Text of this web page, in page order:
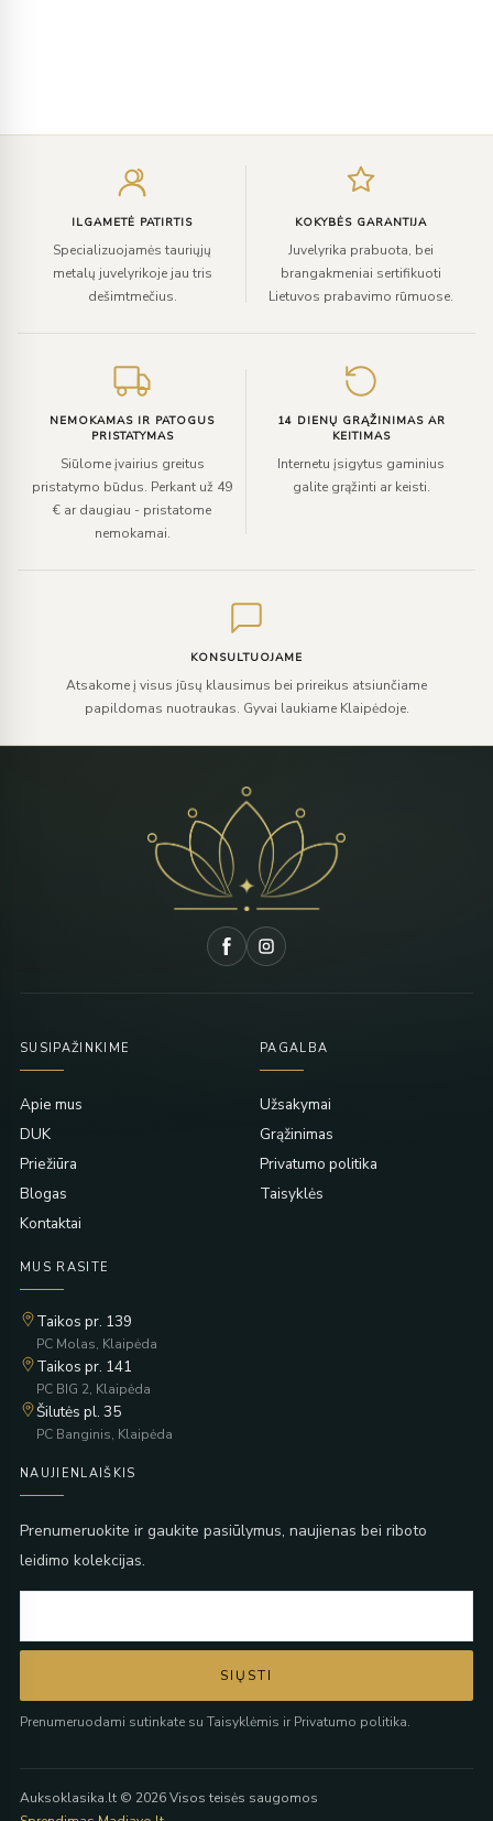
ILGAMETĖ PATIRTIS
Specializuojamės tauriųjų
metalų juvelyrikoje jau tris
dešimtmečius.
KOKYBĖS GARANTIJA
Juvelyrika prabuota, bei
brangakmeniai sertifikuoti
Lietuvos prabavimo rūmuose.
NEMOKAMAS IR PATOGUS
PRISTATYMAS
Siūlome įvairius greitus
pristatymo būdus. Perkant už 49
€ ar daugiau - pristatome
nemokamai.
14 DIENŲ GRĄŽINIMAS AR
KEITIMAS
Internetu įsigytus gaminius
galite grąžinti ar keisti.
KONSULTUOJAME
Atsakome į visus jūsų klausimus bei prireikus atsiunčiame
papildomas nuotraukas. Gyvai laukiame Klaipėdoje.
SUSIPAŽINKIME
Apie mus
DUK
Priežiūra
Blogas
Kontaktai
PAGALBA
Užsakymai
Grąžinimas
Privatumo politika
Taisyklės
MUS RASITE
Taikos pr. 139
PC Molas, Klaipėda
Taikos pr. 141
PC BIG 2, Klaipėda
Šilutės pl. 35
PC Banginis, Klaipėda
NAUJIENLAIŠKIS
Prenumeruokite ir gaukite pasiūlymus, naujienas bei riboto
leidimo kolekcijas.
SIŲSTI
Prenumeruodami sutinkate su Taisyklėmis ir Privatumo politika.
Auksoklasika.lt © 2026 Visos teisės saugomos